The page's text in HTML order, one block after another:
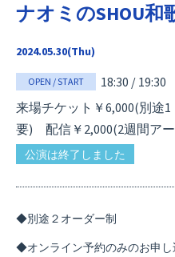
ナオミのSHOU和
2024.05.30(Thu)
OPEN / START
18:30 / 19:30
来場チケット￥6,000(別途
要) 配信￥2,000(2週間ア
公演は終了しました
◆別途２オーダー制
◆オンライン予約のみのお申し